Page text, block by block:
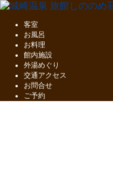
客室
お風呂
お料理
館内施設
外湯めぐり
交通アクセス
お問合せ
ご予約